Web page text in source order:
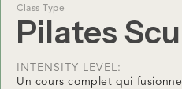
Class Type
Pilates
INTENSITY LEVEL:
Un cours complet qui